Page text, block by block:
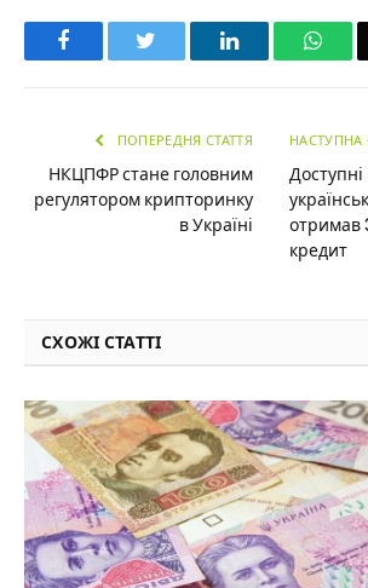
Facebook LinkedIn
ПОПЕРЕДНЯ СТАТТЯ
НКЦПФР стане головним
регулятором крипторинку
в Україні
НАСТУПНА
отримав
кредит
СХОЖІ СТАТТІ